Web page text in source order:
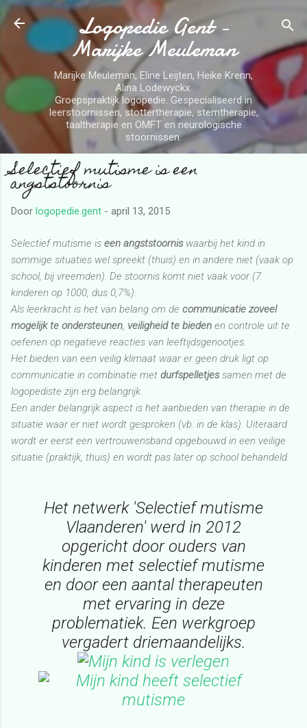
Doorgaan naar hoofdcontent
Logopedie Gent -
Marijke Meuleman
Marijke Meuleman, Eline Leijten, Heike Krenn,
Alina Lodewyckx.
Groepspraktijk logopedie. Gespecialiseerd in
leerstoornissen, stottertherapie, stemtherapie,
taaltherapie en OMFT en neurologische
stoornissen.
Selectief mutisme is een
angststoornis
Door logopedie.gent - april 13, 2015
Selectief mutisme is een angststoorniswaarbij het kind in
sommige situaties wel spreekt (thuis) en in andere niet (vaak op
school, bij vreemden). De stoornis komt niet vaak voor (7
kinderen op 1000, dus 0,7%).
Als leerkracht is het van belang om de communicatie zoveel
mogelijk te ondersteunen veiligheid te bieden en controle uit te
oefenen op negatieve reacties van leeftijdsgenootjes.
Het bieden van een veilig klimaat waar er geen druk ligt op
communicatie in combinatie met durfspelletjessamen met de
logopediste zijn erg belangrijk.
Een ander belangrijk aspect is het aanbieden van therapie in de
situatie waar er niet wordt gesproken (vb. in de klas). Uiteraard
wordt er eerst een vertrouwensband opgebouwd in een veilige
situatie (praktijk, thuis) en wordt pas later op school behandeld.
Het netwerk 'Selectief mutisme
Vlaanderen' werd in 2012
opgericht door ouders van
kinderen met selectief mutisme
en door een aantal therapeuten
met ervaring in deze
problematiek. Een werkgroep
vergadert driemaandelijks.